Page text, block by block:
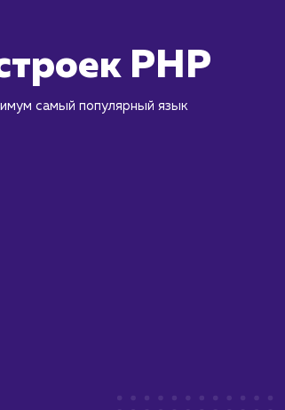
PHP
самый популярный язык